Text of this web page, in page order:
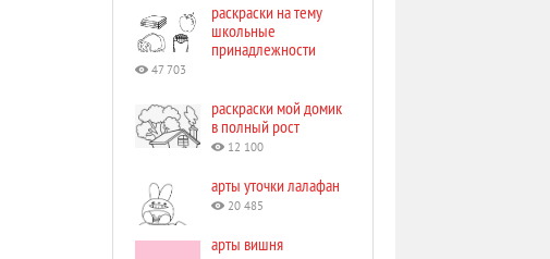
раскраски на тему
школьные
принадлежности
47 703
раскраски мой домик
в полный рост
12 100
арты уточки лалафан
20 485
арты вишня